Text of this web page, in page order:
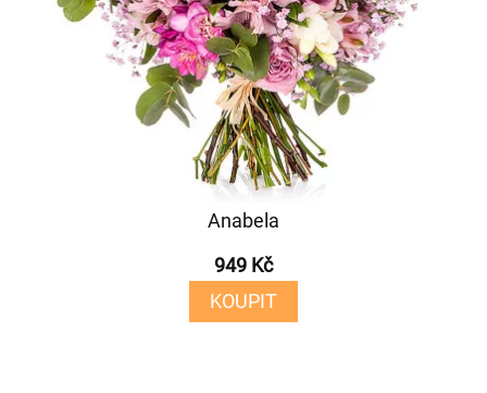
Anabela
949 Kč
KOUPIT